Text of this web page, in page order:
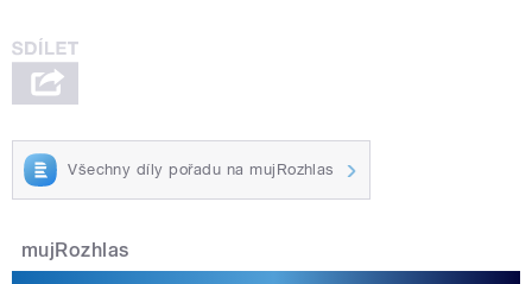
Všechny díly pořadu na mujRozhlas
mujRozhlas